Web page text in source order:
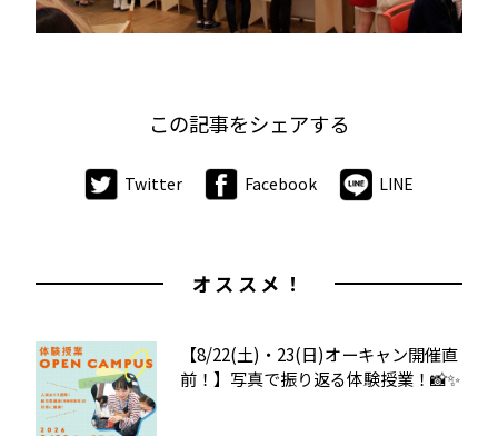
この記事をシェアする
Twitter Facebook LINE
オススメ！
【8/22(土)・23(日)オーキャン開催直
前！】写真で振り返る体験授業！📸✨